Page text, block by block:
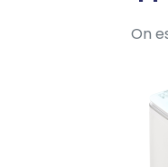
On